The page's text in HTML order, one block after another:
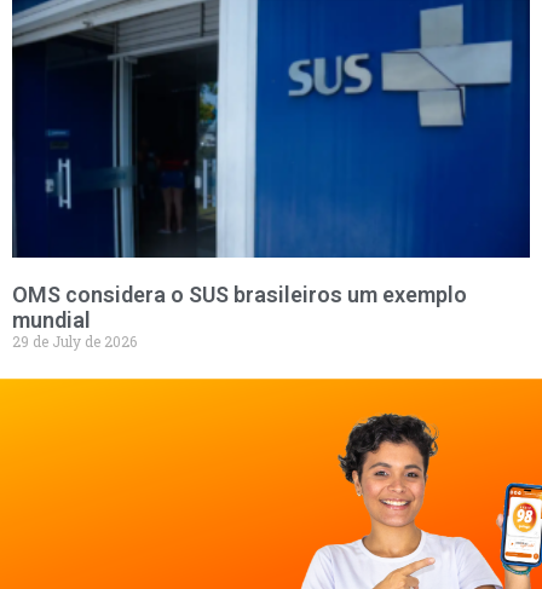
OMS considera o SUS brasileiros um exemplo
mundial
29 de July de 2026